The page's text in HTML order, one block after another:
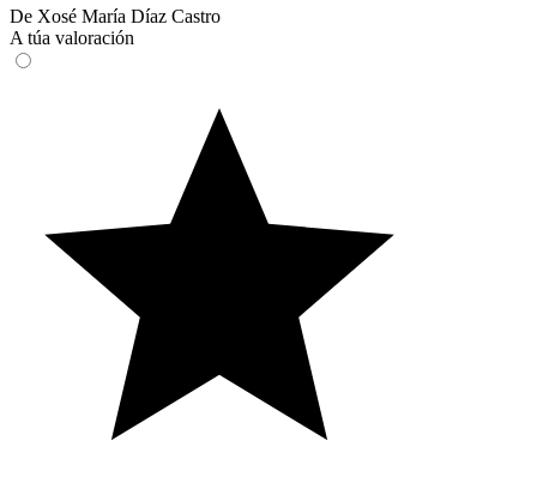
De Xosé María Díaz Castro
A túa valoración